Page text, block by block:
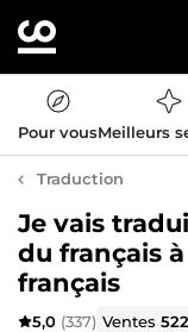
Pour vousMeilleurs
Traduction
Je vais
du français
français
5,0 (337) Ventes522